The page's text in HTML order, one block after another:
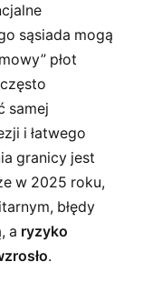
sąsiada mogą
płot
samej
i łatwego
granicy jest
w 2025 roku,
błędy
a ryzyko
.